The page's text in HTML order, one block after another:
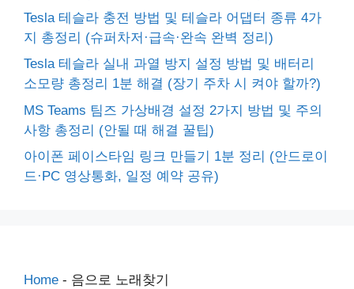
Tesla 테슬라 충전 방법 및 테슬라 어댑터 종류 4가
지 총정리 (슈퍼차저·급속·완속 완벽 정리)
Tesla 테슬라 실내 과열 방지 설정 방법 및 배터리
소모량 총정리 1분 해결 (장기 주차 시 켜야 할까?)
MS Teams 팀즈 가상배경 설정 2가지 방법 및 주의
사항 총정리 (안될 때 해결 꿀팁)
아이폰 페이스타임 링크 만들기 1분 정리 (안드로이
드·PC 영상통화, 일정 예약 공유)
Home - 음으로 노래찾기